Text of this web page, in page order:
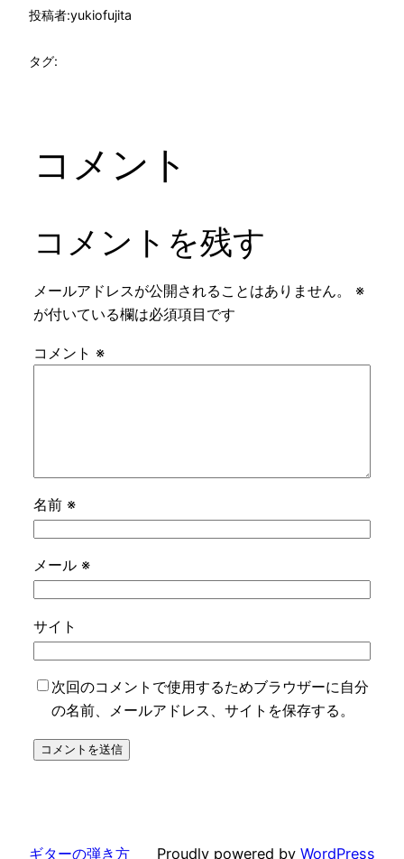
投稿者:yukiofujita
タグ:
コメント
コメントを残す
メールアドレスが公開されることはありません。
※
が付いている欄は必須項目です
コメント ※
名前 ※
メール ※
サイト
次回のコメントで使用するためブラウザーに自分
の名前、メールアドレス、サイトを保存する。
ギターの弾き方 Proudly powered by WordPress